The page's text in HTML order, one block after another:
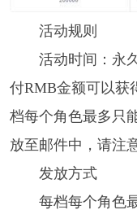
活动规则
活动时间：永
付RMB金额可以获
档每个角色最多只
放至邮件中，请注
发放方式
每档每个角色